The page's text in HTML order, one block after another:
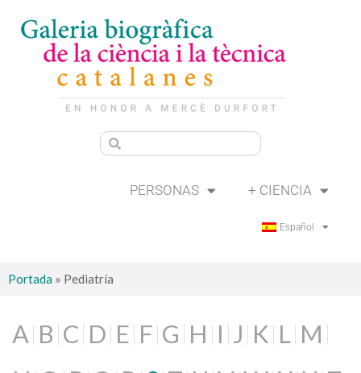
PERSONAS + CIENCIA
Español
Portada » Pediatría
A B C D E F G H I J K L M